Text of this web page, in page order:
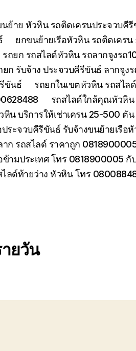
ย้าย หัวหิน รถติดเครนประจวบคี
ยกขนย้ายเรือหัวหิน รถติดเครน
รถยก รถสไลด์หัวหิน รถลากจูงรถ
ยก รับจ้าง ประจวบคีรีขันธ์ ลากจูง
ขันธ์
รถยกในเขตหัวหิน รถสไล
รถสไลด์ใกล้คุณหัวหิ
หิน บริการให้เช่าเครน 25-500 ตั
ประจวบคีรีขันธ์ รับจ้างขนย้ายเรื
ก รถสไลด์ ราคาถูก
ามประเทศ โทร 0818900005 กั
ไลด์ท้ายว่าง หัวหิน โทร
ยวัน